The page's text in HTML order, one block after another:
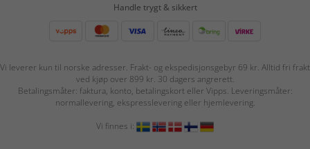
Handle trygt & sikkert
Vi leverer kun til norske adresser. Frakt- og ekspedisjonsgebyr 69 kr. Alltid fri frakt
ved kjøp over 899 kr. 30 dagers angrerett.
Betalingsmåter: faktura, konto, betalingskort eller Vipps. Leveringsmåter:
normallevering, ekspresslevering eller hjemlevering.
Vi finnes i: